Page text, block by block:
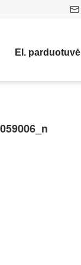
El. parduotuvė